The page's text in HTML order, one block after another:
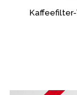
Kaffeefilter-